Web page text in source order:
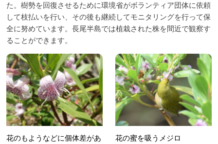
た。樹勢を回復させるために環境省がボランティア団体に依頼
して枝払いを行い、その後も継続してモニタリングを行って保
全に努めています。長尾半島では植栽された株を間近で観察す
ることができます。
花のもようなどに個体差があ 花の蜜を吸うメジロ